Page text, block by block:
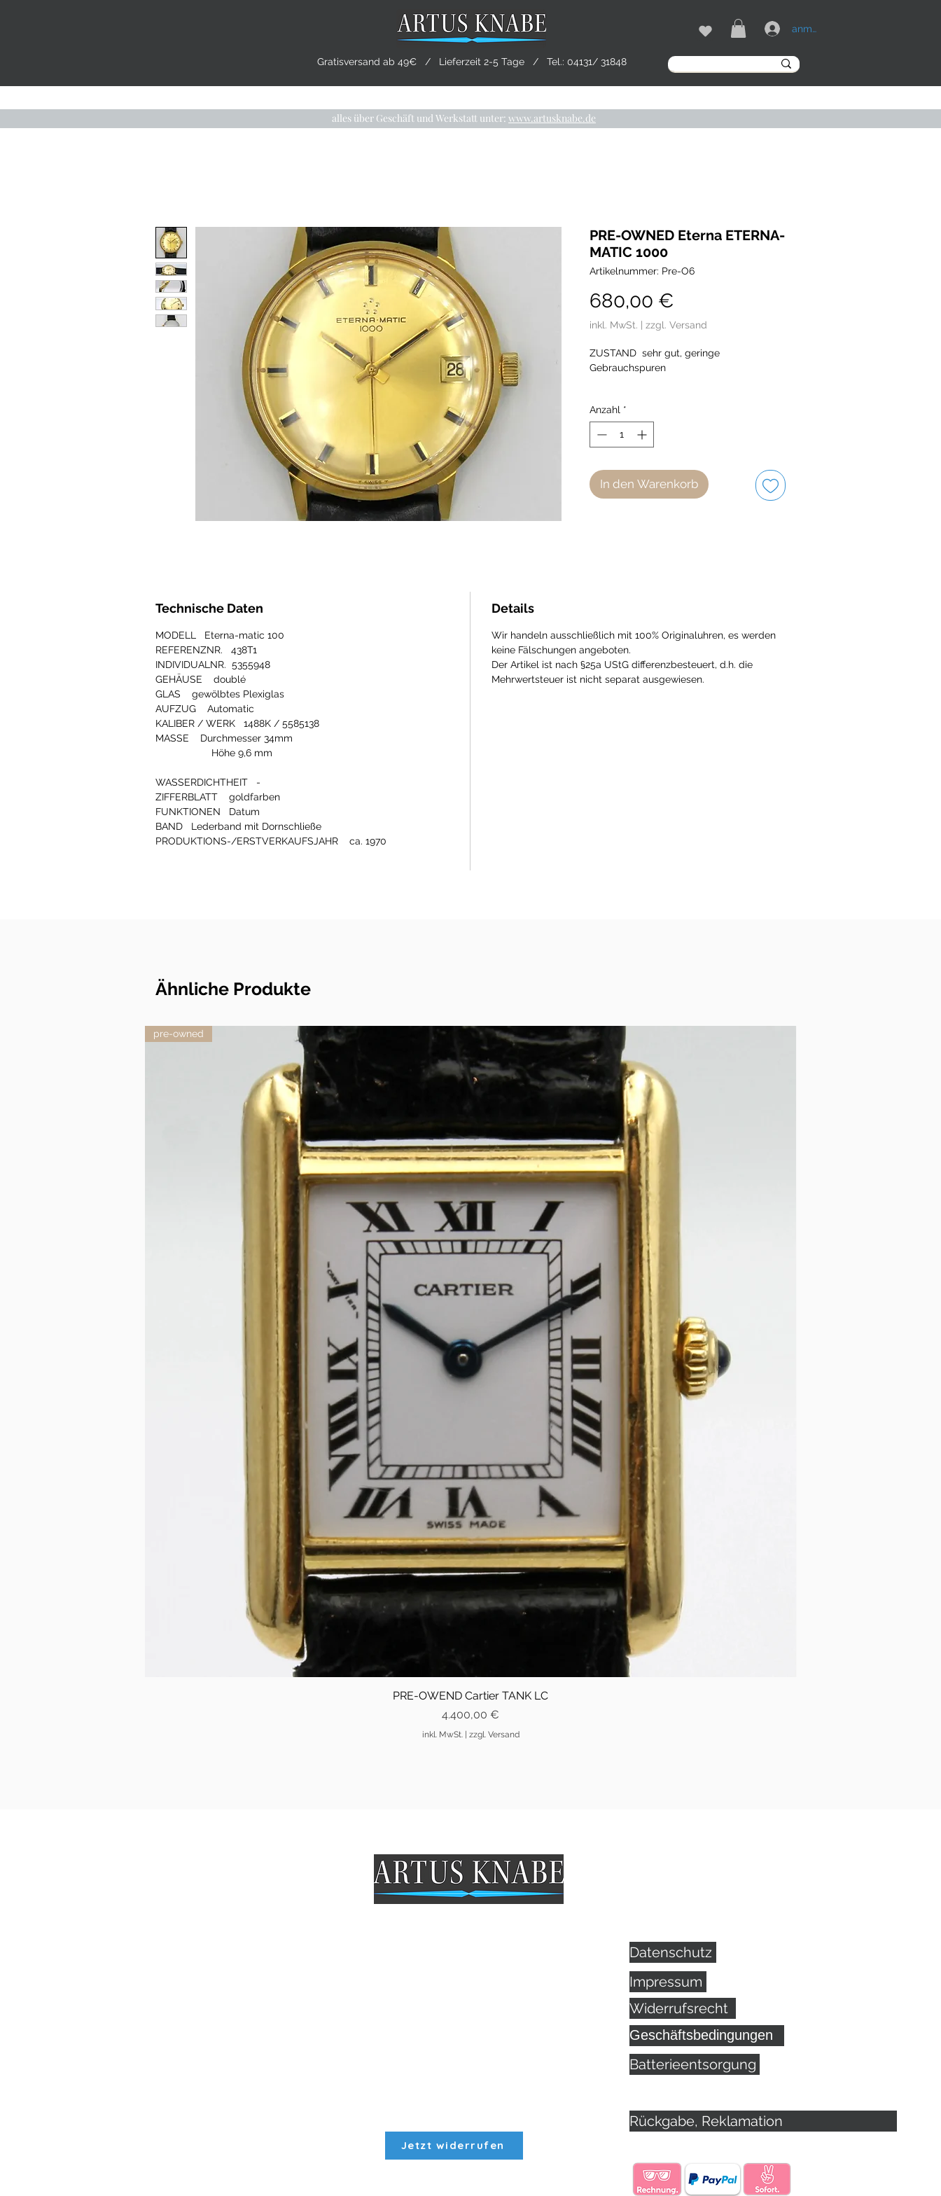
Gratisversand ab 49€ / Lieferzeit 2-5 Tage / Tel.: 04131/ 31848
anmelden
alles über Geschäft und Werkstatt unter: www.artusknabe.de
PRE-OWNED Eterna ETERNA-
MATIC 1000
Artikelnummer: Pre-O6
680,00 €
inkl. MwSt. zzgl. Versand
ZUSTAND sehr gut, geringe
Gebrauchspuren
Anzahl *
In den Warenkorb
Technische Daten
MODELL Eterna-matic 100
REFERENZNR. 438T1
INDIVIDUALNR. 5355948
GEHÄUSE doublé
GLAS gewölbtes Plexiglas
AUFZUG Automatic
KALIBER / WERK 1488K / 5585138
MASSE Durchmesser 34mm
Höhe 9,6 mm
WASSERDICHTHEIT -
ZIFFERBLATT goldfarben
FUNKTIONEN Datum
BAND Lederband mit Dornschließe
PRODUKTIONS-/ERSTVERKAUFSJAHR ca. 1970
Details
Wir handeln ausschließlich mit 100% Originaluhren, es werden
keine Fälschungen angeboten.
Der Artikel ist nach §25a UStG differenzbesteuert, d.h. die
Mehrwertsteuer ist nicht separat ausgewiesen.
Ähnliche Produkte
pre-owned
PRE-OWEND Cartier TANK LC
Preis
4.400,00 €
inkl. MwSt.| zzgl. Versand
Datenschutz
Impressum
Widerrufsrecht
Geschäftsbedingungen
Batterieentsorgung
Rückgabe, Reklamation
Jetzt widerrufen